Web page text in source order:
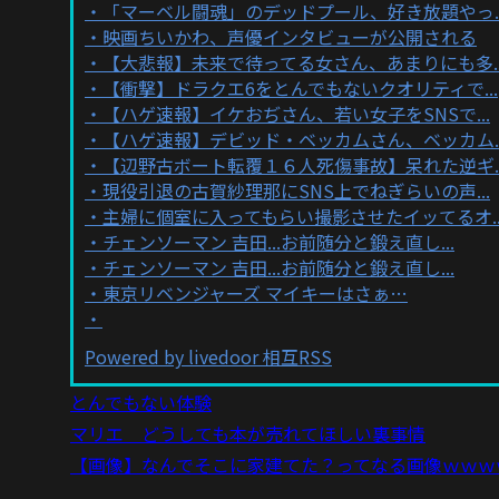
「マーベル闘魂」のデッドプール、好き放題やっ
映画ちいかわ、声優インタビューが公開される
【大悲報】未来で待ってる女さん、あまりにも多
【衝撃】ドラクエ6をとんでもないクオリティで...
【ハゲ速報】イケおぢさん、若い女子をSNSで...
【ハゲ速報】デビッド・ベッカムさん、ベッカム
【辺野古ボート転覆１６人死傷事故】呆れた逆ギ
現役引退の古賀紗理那にSNS上でねぎらいの声...
主婦に個室に入ってもらい撮影させたイッてるオ
チェンソーマン 吉田...お前随分と鍛え直し...
チェンソーマン 吉田...お前随分と鍛え直し...
東京リベンジャーズ マイキーはさぁ…
Powered by livedoor 相互RSS
とんでもない体験
マリエ どうしても本が売れてほしい裏事情
【画像】なんでそこに家建てた？ってなる画像ｗｗ